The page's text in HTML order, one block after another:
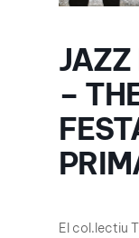
JAZZ
–
El col.lectiu